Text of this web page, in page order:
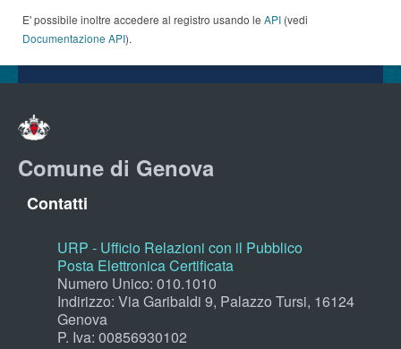
E' possibile inoltre accedere al registro usando le API (vedi
Documentazione API).
Comune di Genova
Contatti
URP - Ufficio Relazioni con il Pubblico
Posta Elettronica Certificata
Numero Unico: 010.1010
Indirizzo: Via Garibaldi 9, Palazzo Tursi, 16124
Genova
P. Iva: 00856930102